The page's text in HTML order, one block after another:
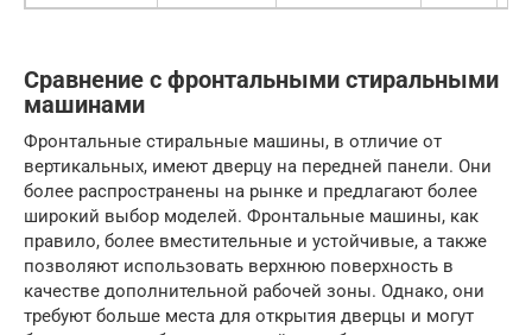
Сравнение с фронтальными стиральными
машинами
Фронтальные стиральные машины, в отличие от
вертикальных, имеют дверцу на передней панели. Они
более распространены на рынке и предлагают более
широкий выбор моделей. Фронтальные машины, как
правило, более вместительные и устойчивые, а также
позволяют использовать верхнюю поверхность в
качестве дополнительной рабочей зоны. Однако, они
требуют больше места для открытия дверцы и могут